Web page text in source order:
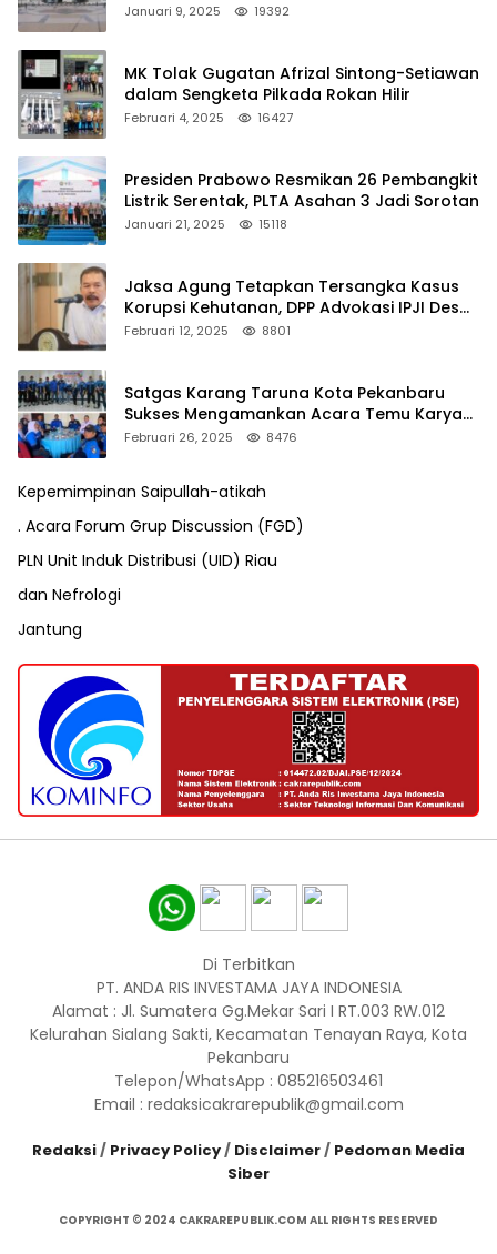
Januari 9, 2025 19392
MK Tolak Gugatan Afrizal Sintong-Setiawan
dalam Sengketa Pilkada Rokan Hilir
Februari 4, 2025 16427
Presiden Prabowo Resmikan 26 Pembangkit
Listrik Serentak, PLTA Asahan 3 Jadi Sorotan
Januari 21, 2025 15118
Jaksa Agung Tetapkan Tersangka Kasus
Korupsi Kehutanan, DPP Advokasi IPJI Desak
Pengusutan Pajak RAPP
Februari 12, 2025 8801
Satgas Karang Taruna Kota Pekanbaru
Sukses Mengamankan Acara Temu Karya
VII Karang Taruna Pekanbaru
Februari 26, 2025 8476
Kepemimpinan Saipullah-atikah
. Acara Forum Grup Discussion (FGD)
PLN Unit Induk Distribusi (UID) Riau
dan Nefrologi
Jantung
Di Terbitkan
PT. ANDA RIS INVESTAMA JAYA INDONESIA
Alamat : Jl. Sumatera Gg.Mekar Sari I RT.003 RW.012
Kelurahan Sialang Sakti, Kecamatan Tenayan Raya, Kota
Pekanbaru
Telepon/WhatsApp : 085216503461
Email : redaksicakrarepublik@gmail.com
Redaksi/ Privacy Policy/ Disclaimer/ Pedoman Media
Siber
COPYRIGHT © 2024 CAKRAREPUBLIK.COM ALL RIGHTS RESERVED